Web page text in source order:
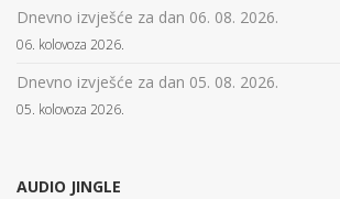
Dnevno izvješće za dan 06. 08. 2026.
06. kolovoza 2026.
Dnevno izvješće za dan 05. 08. 2026.
05. kolovoza 2026.
AUDIO JINGLE